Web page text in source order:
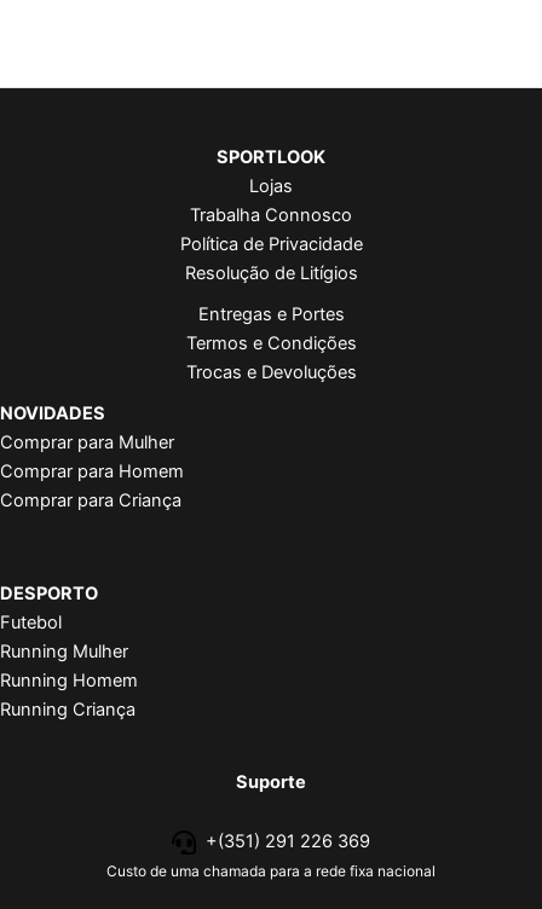
SPORTLOOK
Lojas
Trabalha Connosco
Política de Privacidade
Resolução de Litígios
Entregas e Portes
Termos e Condições
Trocas e Devoluções
NOVIDADES
Comprar para Mulher
Comprar para Homem
Comprar para Criança
DESPORTO
Futebol
Running Mulher
Running Homem
Running Criança
Suporte
+(351) 291 226 369
Custo de uma chamada para a rede fixa nacional